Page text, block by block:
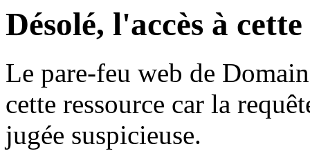
Désolé, l'accès à
Le pare-feu web de
cette ressource car la
jugée suspicieuse.